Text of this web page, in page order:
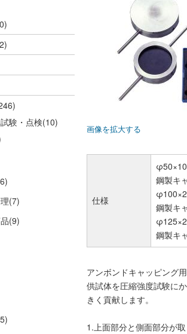
験・点検(10)
(7)
(9)
画像を拡大する
仕様
鋼製キ
鋼製キ
鋼製キ
アンボンドキャッピング
供試体を圧縮強度試験に
きく貢献します。
1.上面部分と側面部分が